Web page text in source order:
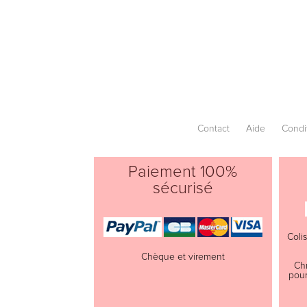
Contact Aide
Paiement 100%
sécurisé
Chèque et virement